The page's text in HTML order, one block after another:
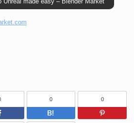
Facebook
0
はてなブッ
0